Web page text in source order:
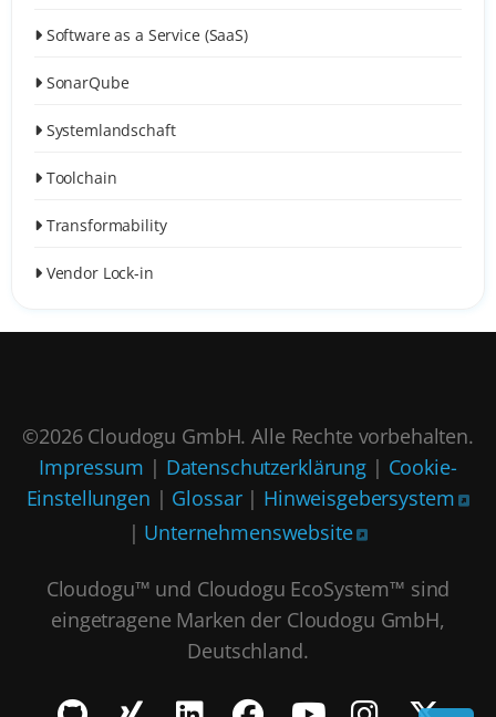
Software as a Service (SaaS)
SonarQube
Systemlandschaft
Toolchain
Transformability
Vendor Lock-in
©2026 Cloudogu GmbH. Alle Rechte vorbehalten.
Impressum | Datenschutzerklärung| Cookie-
Einstellungen | Glossar| Hinweisgebersystem
| Unternehmenswebsite
Cloudogu™ und Cloudogu EcoSystem™ sind
eingetragene Marken der Cloudogu GmbH,
Deutschland.